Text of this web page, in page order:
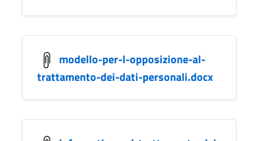
modello-per-l-opposizione-al-
trattamento-dei-dati-personali.docx